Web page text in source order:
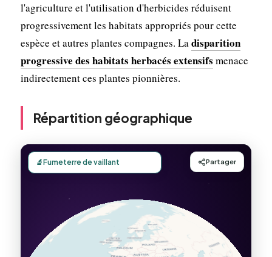
l'agriculture et l'utilisation d'herbicides réduisent
progressivement les habitats appropriés pour cette
espèce et autres plantes compagnes. Ladisparition
progressive des habitats herbacés extensifs menace
indirectement ces plantes pionnières.
Répartition géographique